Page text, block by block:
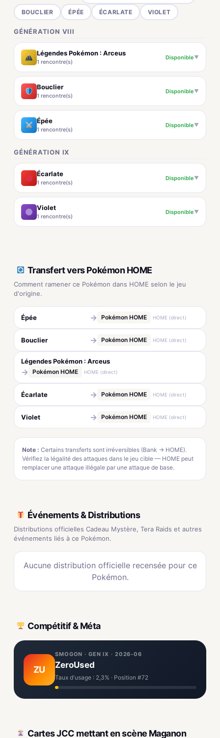
BOUCLIER ÉPÉE ÉCARLATE VIOLET
GÉNÉRATION VIII
Légendes Pokémon : Arceus
1 rencontre(s)
Disponible▼
Bouclier
1 rencontre(s)
Disponible▼
Épée
1 rencontre(s)
Disponible▼
GÉNÉRATION IX
Écarlate
1 rencontre(s)
Disponible▼
Violet
1 rencontre(s)
Disponible▼
Transfert vers Pokémon HOME
Comment ramener ce Pokémon dans HOME selon le jeu
d'origine.
Épée → Pokémon HOME HOME (direct)
Bouclier → Pokémon HOME HOME (direct)
Légendes Pokémon : Arceus
→ Pokémon HOME HOME (direct)
Écarlate → Pokémon HOME HOME (direct)
Violet → Pokémon HOME HOME (direct)
Note : Certains transferts sont irréversibles (Bank → HOME).
Vérifiez la légalité des attaques dans le jeu cible — HOME peut
remplacer une attaque illégale par une attaque de base.
Événements & Distributions
Distributions officielles Cadeau Mystère, Tera Raids et autres
événements liés à ce Pokémon.
Aucune distribution officielle recensée pour ce
Pokémon.
Compétitif & Méta
ZU
SMOGON · GEN IX · 2026-06
ZeroUsed
Taux d'usage : 2,3% · Position #72
Cartes JCC mettant en scène Maganon